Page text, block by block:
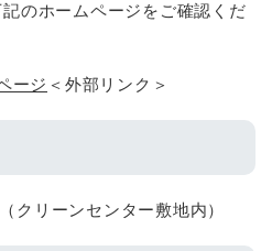
のホームページをご確認くだ
ージ ＜外部リンク＞
クリーンセンター敷地内）